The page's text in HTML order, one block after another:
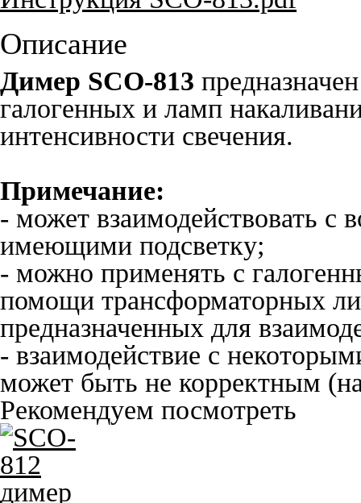
Описание
Димер SCO-813
галогенных и ламп
интенсивности свечения.
Примечание:
- может взаимодействовать с
имеющими подсветку;
- можно применять с
помощи трансформаторных
предназначенных для
- взаимодействие с
может быть не корректным
Рекомендуем посмотреть